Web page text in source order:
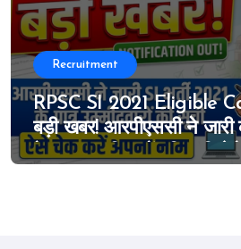
Recruitment
RPSC SI 2021 Eligible
बड़ी खबर! आरपीएससी ने जारी
के पात्र उम्मीदवारों की सूची,